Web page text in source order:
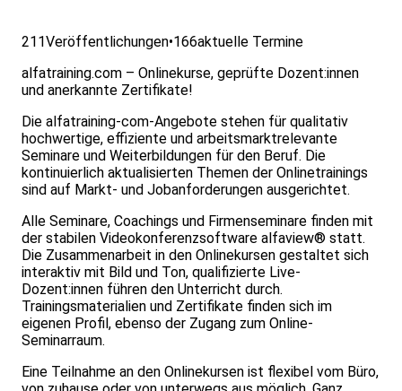
211Veröffentlichungen•166aktuelle Termine
alfatraining.com – Onlinekurse, geprüfte Dozent:innen
und anerkannte Zertifikate!
Die alfatraining-com-Angebote stehen für qualitativ
hochwertige, effiziente und arbeitsmarktrelevante
Seminare und Weiterbildungen für den Beruf. Die
kontinuierlich aktualisierten Themen der Onlinetrainings
sind auf Markt- und Jobanforderungen ausgerichtet.
Alle Seminare, Coachings und Firmenseminare finden mit
der stabilen Videokonferenzsoftware alfaview® statt.
Die Zusammenarbeit in den Onlinekursen gestaltet sich
interaktiv mit Bild und Ton, qualifizierte Live-
Dozent:innen führen den Unterricht durch.
Trainingsmaterialien und Zertifikate finden sich im
eigenen Profil, ebenso der Zugang zum Online-
Seminarraum.
Eine Teilnahme an den Onlinekursen ist flexibel vom Büro,